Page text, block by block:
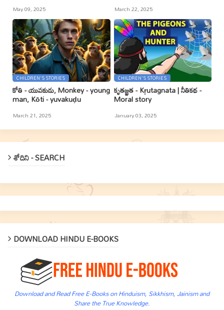
May 09, 2025 March 22, 2025
CHILDREN'S STORIES
కోతి - యువకుడు, Monkey - young
man, Kōti - yuvakuḍu
March 21, 2025
CHILDREN'S STORIES
కృతజ్ఞత - Kr̥utagnata | నీతికథ -
Moral story
January 03, 2025
శోదిని - SEARCH
DOWNLOAD HINDU E-BOOKS
Download and Read Free E-Books on Hinduism, Sikkhism, Jainism and
Share the True Knowledge.